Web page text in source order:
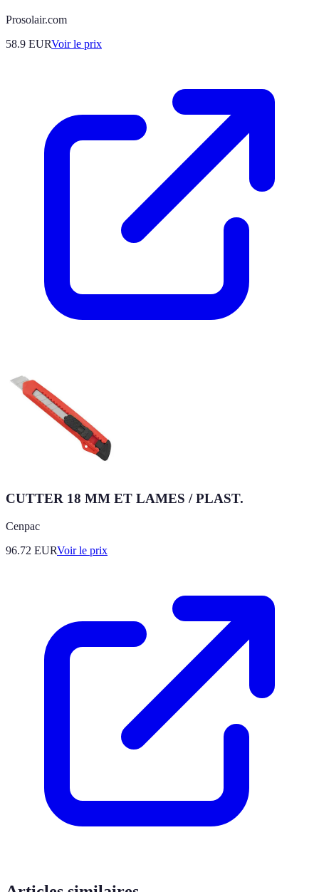
Prosolair.com
58.9 EURVoir le prix
CUTTER 18 MM ET LAMES / PLAST.
Cenpac
96.72 EURVoir le prix